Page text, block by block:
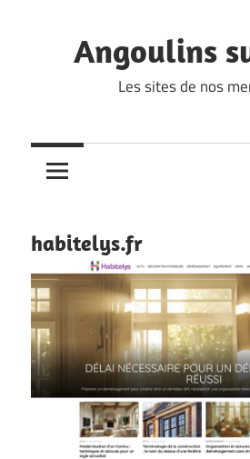
contentAngoulins
Les sites de nos
habitelys.fr